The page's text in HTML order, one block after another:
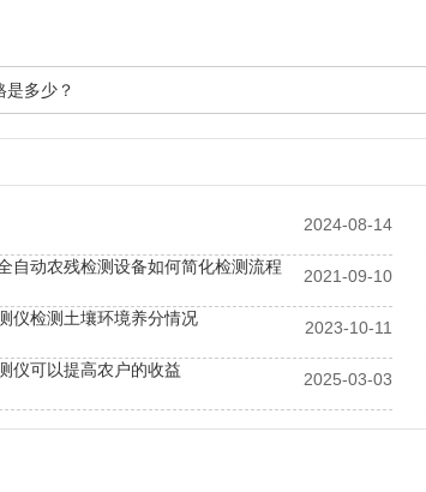
是多少？
2024-08-14
自动农残检测设备如何简化检测流程 2021-09-10
仪检测土壤环境养分情况 2023-10-11
仪可以提高农户的收益 2025-03-03